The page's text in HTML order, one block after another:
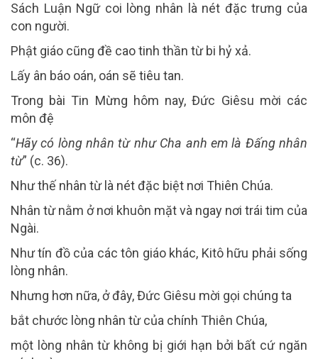
Sách Luận Ngữ coi lòng nhân là nét đặc trưng của
con người.
Phật giáo cũng đề cao tinh thần từ bi hỷ xả.
Lấy ân báo oán, oán sẽ tiêu tan.
Trong bài Tin Mừng hôm nay, Đức Giêsu mời các
môn đệ
“Hãy có lòng nhân từ như Cha anh em là Đấng nhân
từ” (c. 36).
Như thế nhân từ là nét đặc biệt nơi Thiên Chúa.
Nhân từ nằm ở nơi khuôn mặt và ngay nơi trái tim của
Ngài.
Như tín đồ của các tôn giáo khác, Kitô hữu phải sống
lòng nhân.
Nhưng hơn nữa, ở đây, Đức Giêsu mời gọi chúng ta
bắt chước lòng nhân từ của chính Thiên Chúa,
một lòng nhân từ không bị giới hạn bởi bất cứ ngăn